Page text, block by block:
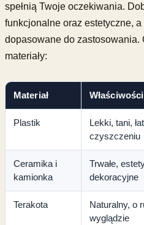
spełnią Twoje oczekiwania.
funkcjonalne oraz estetyczne, a
dopasowane do zastosowania.
materiały:
Materiał Właściwości
Plastik
Lekki, tani,
czyszczeniu
Ceramika i
kamionka
Trwałe,
dekoracyjne
Terakota
Naturalny, o
wyglądzie